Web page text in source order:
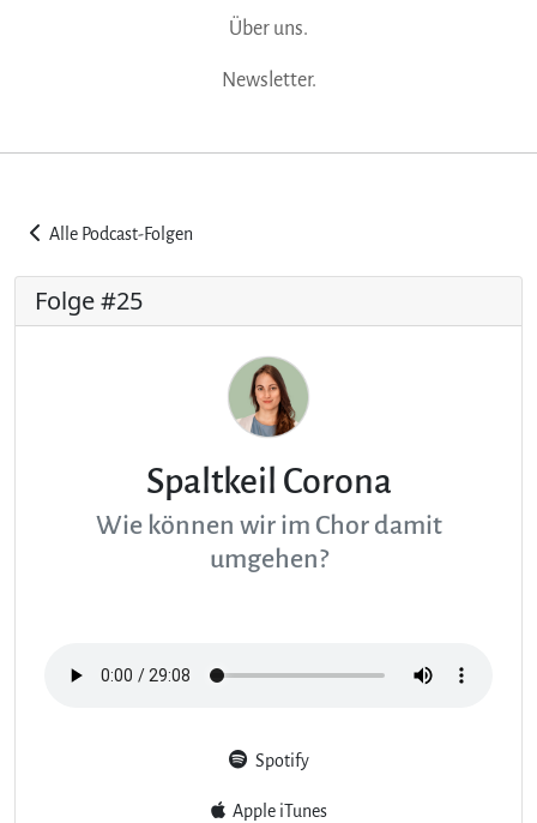
Über uns.
Newsletter.
Alle Podcast-Folgen
Folge #25
Spaltkeil Corona
Wie können wir im Chor damit
umgehen?
Spotify
Apple iTunes